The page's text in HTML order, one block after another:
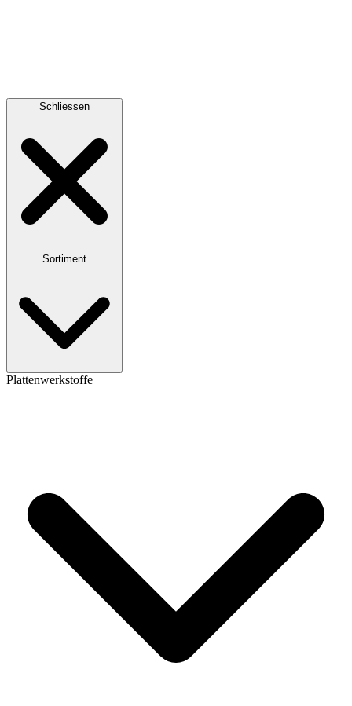
Schliessen
Sortiment
Plattenwerkstoffe